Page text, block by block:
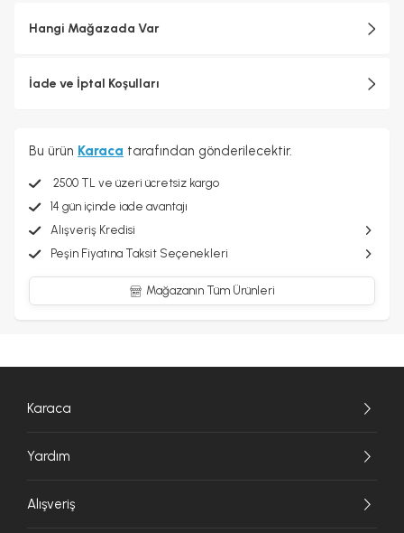
Hangi Mağazada Var
İade ve İptal Koşulları
Bu ürün Karaca tarafından gönderilecektir.
2500 TL ve üzeri ücretsiz kargo
14 gün içinde iade avantajı
Alışveriş Kredisi
Peşin Fiyatına Taksit Seçenekleri
Mağazanın Tüm Ürünleri
Karaca
Yardım
Alışveriş